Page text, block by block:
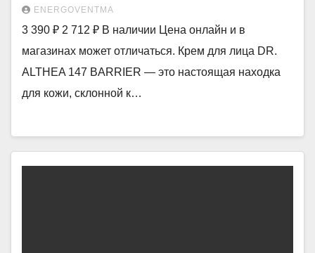
ENERGOVENTMA
3 390 ₽ 2 712 ₽ В наличии Цена онлайн и в
магазинах может отличаться. Крем для лица DR.
ALTHEA 147 BARRIER — это настоящая находка
для кожи, склонной к…